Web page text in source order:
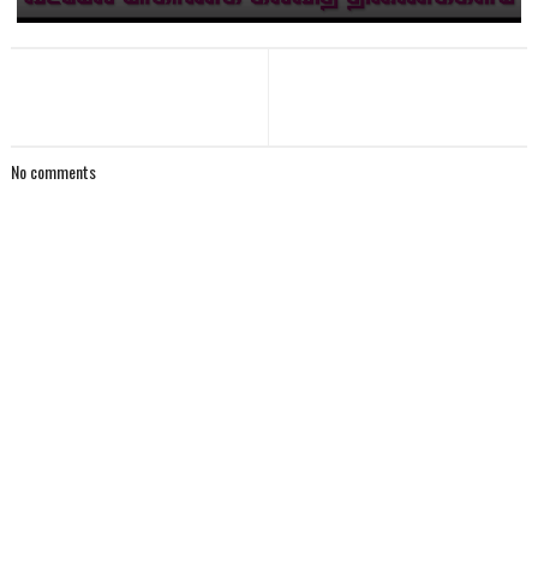
No comments